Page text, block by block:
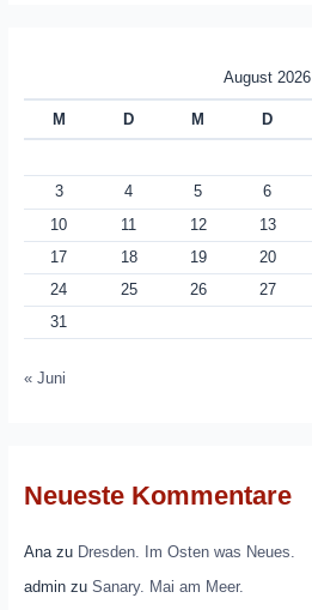
August 2026
M D M D
3
4 5 6
10
11 12 13
17
18 19 20
24
25 26 27
31
« Juni
Neueste Kommentare
Anazu Dresden. Im Osten was Neues.
adminzu Sanary. Mai am Meer.